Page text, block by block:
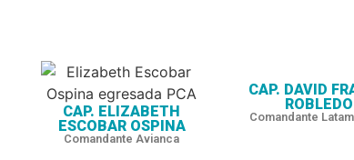
CAP. ELIZABETH
ESCOBAR OSPINA
Comandante Avianca
CAP. DAVID
ROBLEDO
Comandante